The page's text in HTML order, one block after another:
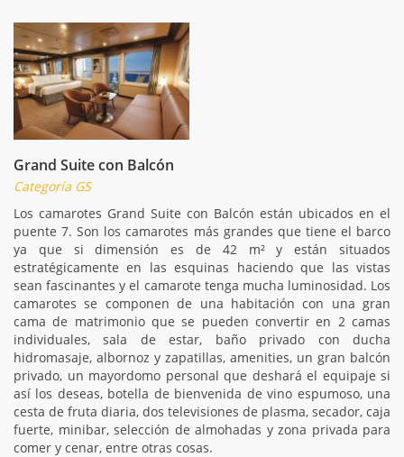
Grand Suite con Balcón
Categoría GS
Los camarotes Grand Suite con Balcón están ubicados en el
puente 7. Son los camarotes más grandes que tiene el barco
ya que si dimensión es de 42 m² y están situados
estratégicamente en las esquinas haciendo que las vistas
sean fascinantes y el camarote tenga mucha luminosidad. Los
camarotes se componen de una habitación con una gran
cama de matrimonio que se pueden convertir en 2 camas
individuales, sala de estar, baño privado con ducha
hidromasaje, albornoz y zapatillas, amenities, un gran balcón
privado, un mayordomo personal que deshará el equipaje si
así los deseas, botella de bienvenida de vino espumoso, una
cesta de fruta diaria, dos televisiones de plasma, secador, caja
fuerte, minibar, selección de almohadas y zona privada para
comer y cenar, entre otras cosas.